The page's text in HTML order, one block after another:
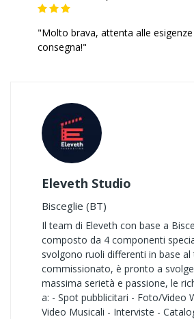
"Molto brava, attenta alle
consegna!"
Eleveth Studio
Bisceglie (BT)
Il team di Eleveth con base a
composto da 4 componenti
svolgono ruoli differenti in base
commissionato, è pronto a
massima serietà e passione, le
a: - Spot pubblicitari - Foto/Video
Video Musicali - Interviste -